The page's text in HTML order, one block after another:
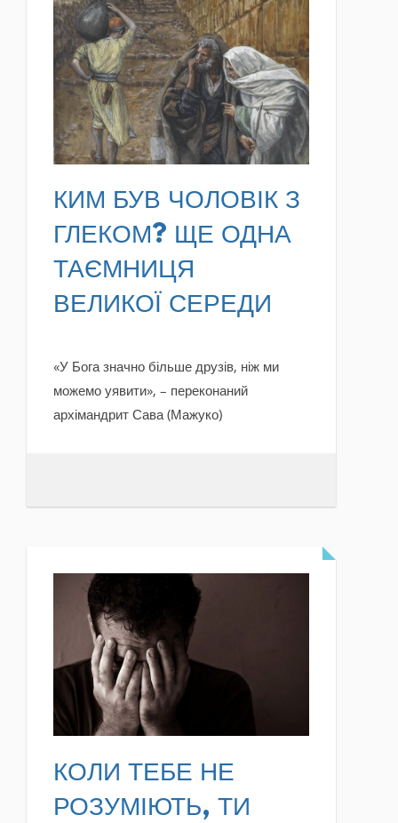
READ MORE
КИМ БУВ ЧОЛОВІК З
ГЛЕКОМ? ЩЕ ОДНА
ТАЄМНИЦЯ
ВЕЛИКОЇ СЕРЕДИ
«У Бога значно більше друзів, ніж ми
можемо уявити», – переконаний
архімандрит Сава (Мажуко)
READ MORE
КОЛИ ТЕБЕ НЕ
РОЗУМІЮТЬ, ТИ